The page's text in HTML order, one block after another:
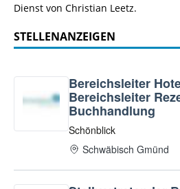
Dienst von Christian Leetz.
STELLENANZEIGEN